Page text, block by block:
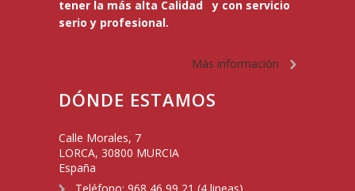
tener la más alta Calidad y con servicio
serio y profesional.
Más información
DÓNDE ESTAMOS
Calle Morales, 7
LORCA, 30800 MURCIA
España